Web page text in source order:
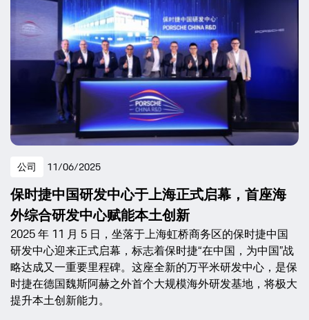
公司 11/06/2025
保时捷中国研发中心于上海正式启幕，首座海
外综合研发中心赋能本土创新
2025 年 11 月 5 日，坐落于上海虹桥商务区的保时捷中国
研发中心迎来正式启幕，标志着保时捷“在中国，为中国”战
略达成又一重要里程碑。这座全新的万平米研发中心，是保
时捷在德国魏斯阿赫之外首个大规模海外研发基地，将极大
提升本土创新能力。